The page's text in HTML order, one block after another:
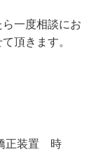
一度相談にお
頂きます。
正装置 時